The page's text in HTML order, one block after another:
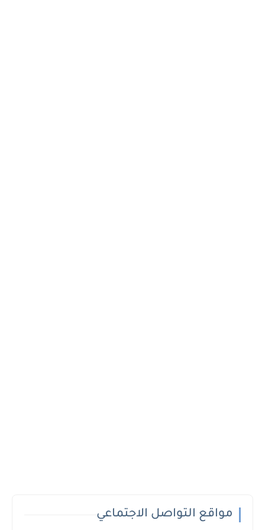
مواقع التواصل الاجتماعي